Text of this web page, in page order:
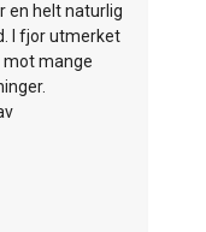
en helt naturlig
I fjor utmerket
mot mange